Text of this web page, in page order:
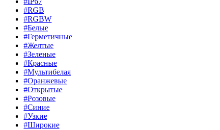
#RGB
#RGBW
#Белые
#Герметичные
#Желтые
#Зеленые
#Красные
#Мультибелая
#Оранжевые
#Открытые
#Розовые
#Синие
#Узкие
#Широкие